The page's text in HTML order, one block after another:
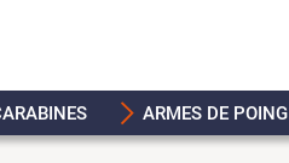
ARMES DE POING